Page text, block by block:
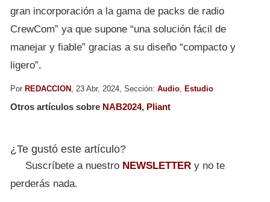
gran incorporación a la gama de packs de radio
CrewCom” ya que supone “una solución fácil de
manejar y fiable” gracias a su diseño “compacto y
ligero”.
Por REDACCION , 23 Abr, 2024, Sección: Audio Estudio
Otros artículos sobre NAB2024, Pliant
¿Te gustó este artículo?
Suscríbete a nuestro NEWSLETTER y no te
perderás nada.